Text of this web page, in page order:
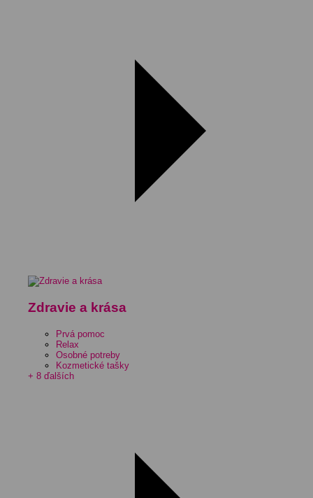
Zdravie a krása
Prvá pomoc
Relax
Osobné potreby
Kozmetické tašky
+ 8 ďalších